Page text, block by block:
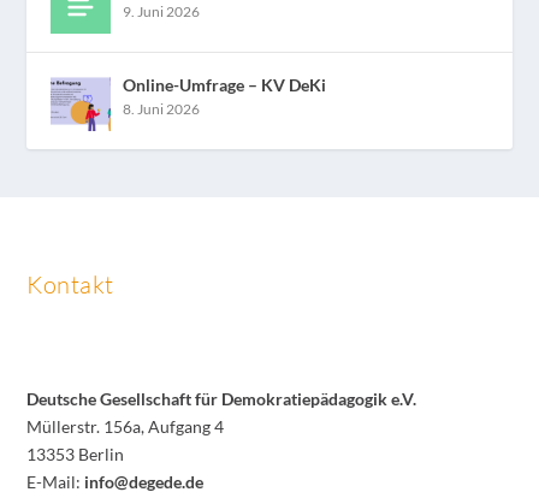
9. Juni 2026
Online-Umfrage – KV DeKi
8. Juni 2026
Kontakt
Deutsche Gesellschaft für Demokratiepädagogik e.V.
Müllerstr. 156a, Aufgang 4
13353 Berlin
E-Mail: info@degede.de